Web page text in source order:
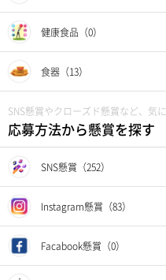
健康食品（0）
食器（13）
SNS懸賞やクローズド懸賞など、気
応募方法から懸賞を探す
SNS懸賞（252）
Instagram懸賞（83）
Facabook懸賞（0）